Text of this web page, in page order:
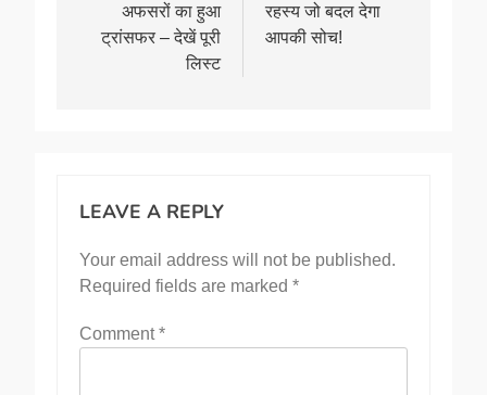
अफसरों का हुआ
ट्रांसफर – देखें पूरी
लिस्ट
रहस्य जो बदल देगा
आपकी सोच!
LEAVE A REPLY
Your email address will not be published.
Required fields are marked *
Comment*